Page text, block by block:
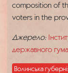
composition of
voters in the
Джерело:
державного
Волинська